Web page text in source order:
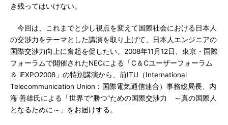
き残ってはいけない。
今回は、これまでと少し視点を変えて国際社会における日本人
の交渉力をテーマとした講演を取り上げて、日本人エンジニアの
国際交渉力向上に奮起を促したい。2008年11月12日、東京・国際
フォーラムで開催されたNECによる「C＆Cユーザーフォーラム
＆ iEXPO2008」の特別講演から、前ITU（International
Telecommunication Union：国際電気通信連合）事務総局長、内
海 善雄氏による「世界で“勝つ”ための国際交渉力 ～真の国際人
となるために～」をお届けする。